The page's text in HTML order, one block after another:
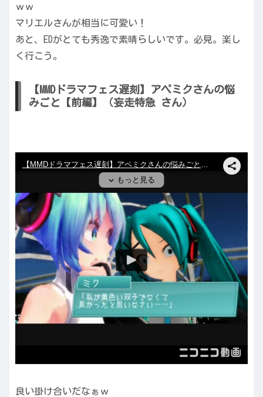
ｗｗ
マリエルさんが相当に可愛い！
あと、EDがとても秀逸で素晴らしいです。必見。楽し
く行こう。
【MMDドラマフェス遅刻】アペミクさんの悩
みごと【前編】（妄走特急 さん）
良い掛け合いだなぁｗ